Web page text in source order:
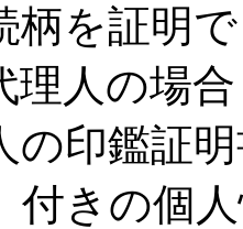
柄を証明
理人の場合
の印鑑証
付きの個